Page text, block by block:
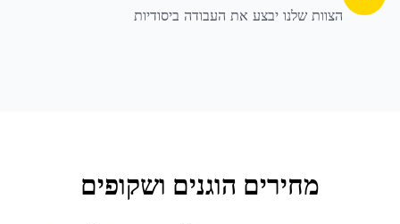
הצוות שלנו יבצע את העבודה ביסודיות
מחירים הוגנים ושקופים